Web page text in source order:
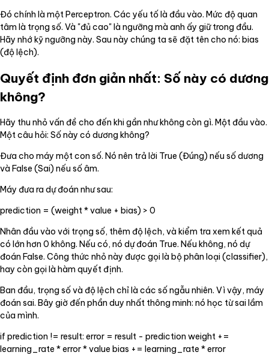
Đó chính là một Perceptron. Các yếu tố là đầu vào. Mức độ quan
tâm là trọng số. Và "đủ cao" là ngưỡng mà anh ấy giữ trong đầu.
Hãy nhớ kỹ ngưỡng này. Sau này chúng ta sẽ đặt tên cho nó: bias
(độ lệch).
Quyết định đơn giản nhất: Số này có dương
không?
Hãy thu nhỏ vấn đề cho đến khi gần như không còn gì. Một đầu vào.
Một câu hỏi: Số này có dương không?
Đưa cho máy một con số. Nó nên trả lời True (Đúng) nếu số dương
và False (Sai) nếu số âm.
Máy đưa ra dự đoán như sau:
prediction = (weight * value + bias) > 0
Nhân đầu vào với trọng số, thêm độ lệch, và kiểm tra xem kết quả
có lớn hơn 0 không. Nếu có, nó dự đoán True. Nếu không, nó dự
đoán False. Công thức nhỏ này được gọi là bộ phân loại (classifier),
hay còn gọi là hàm quyết định.
Ban đầu, trọng số và độ lệch chỉ là các số ngẫu nhiên. Vì vậy, máy
đoán sai. Bây giờ đến phần duy nhất thông minh: nó học từ sai lầm
của mình.
if prediction != result: error = result - prediction weight +=
learning_rate * error * value bias += learning_rate * error